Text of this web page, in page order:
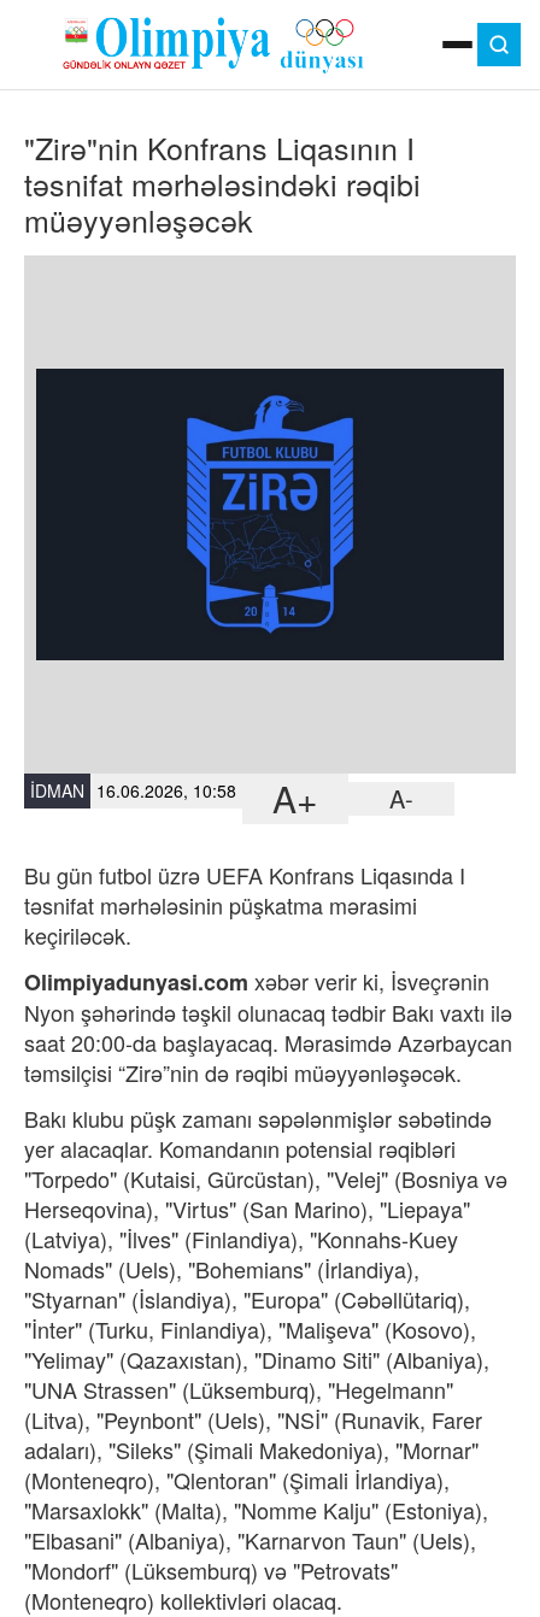
MOK
OLIMPIYA OYUNLARI
ÇAP VERSIYASI
TV
"Zirə"nin Konfrans Liqasının I
təsnifat mərhələsindəki rəqibi
müəyyənləşəcək
İDMAN 16.06.2026, 10:58 A+ A-
Bu gün futbol üzrə UEFA Konfrans Liqasında I
təsnifat mərhələsinin püşkatma mərasimi
keçiriləcək.
Olimpiyadunyasi.com xəbər verir ki, İsveçrənin
Nyon şəhərində təşkil olunacaq tədbir Bakı vaxtı ilə
saat 20:00-da başlayacaq. Mərasimdə Azərbaycan
təmsilçisi “Zirə”nin də rəqibi müəyyənləşəcək.
Bakı klubu püşk zamanı səpələnmişlər səbətində
yer alacaqlar. Komandanın potensial rəqibləri
"Torpedo" (Kutaisi, Gürcüstan), "Velej" (Bosniya və
Herseqovina), "Virtus" (San Marino), "Liepaya"
(Latviya), "İlves" (Finlandiya), "Konnahs-Kuey
Nomads" (Uels), "Bohemians" (İrlandiya),
"Styarnan" (İslandiya), "Europa" (Cəbəllütariq),
"İnter" (Turku, Finlandiya), "Malişeva" (Kosovo),
"Yelimay" (Qazaxıstan), "Dinamo Siti" (Albaniya),
"UNA Strassen" (Lüksemburq), "Hegelmann"
(Litva), "Peynbont" (Uels), "NSİ" (Runavik, Farer
adaları), "Sileks" (Şimali Makedoniya), "Mornar"
(Monteneqro), "Qlentoran" (Şimali İrlandiya),
"Marsaxlokk" (Malta), "Nomme Kalju" (Estoniya),
"Elbasani" (Albaniya), "Karnarvon Taun" (Uels),
"Mondorf" (Lüksemburq) və "Petrovats"
(Monteneqro) kollektivləri olacaq.